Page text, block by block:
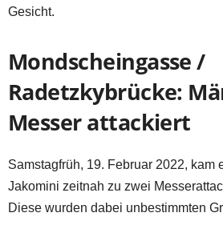
Gesicht.
Mondscheingasse /
Radetzkybrücke:
Messer attackiert
Samstagfrüh, 19. Februar 2022, kam
Jakomini zeitnah zu zwei
Diese wurden dabei unbestimmten